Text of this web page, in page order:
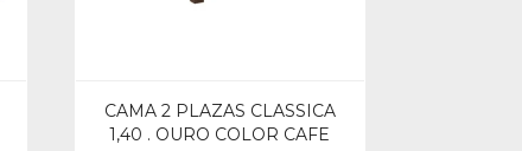
CAMA 2 PLAZAS CLASSICA
1,40 . OURO COLOR CAFE